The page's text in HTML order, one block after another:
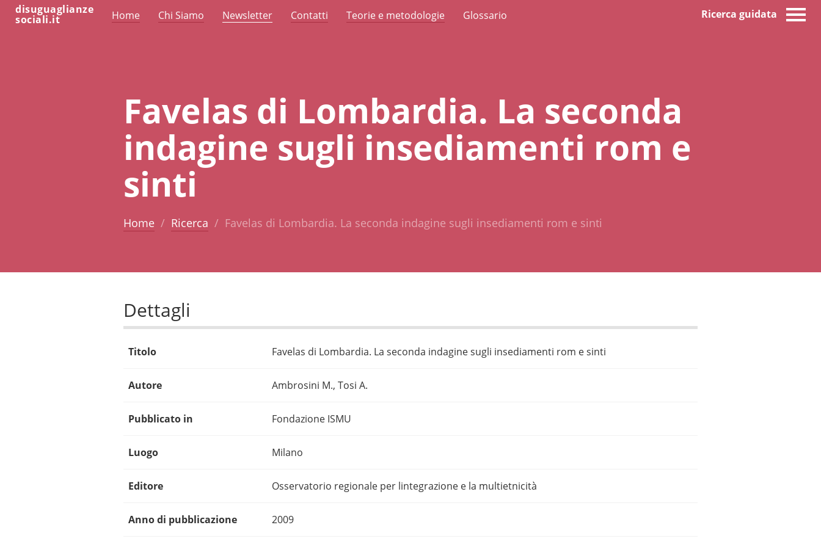
disuguaglianze
sociali.it Home Chi Siamo Newsletter Contatti Teorie e metodologie Glossario Ricerca guidata
Favelas di Lombardia. La seconda
indagine sugli insediamenti rom e
sinti
Home Ricerca Favelas di Lombardia. La seconda indagine sugli insediamenti rom e sinti
Dettagli
Titolo Favelas di Lombardia. La seconda indagine sugli insediamenti rom e sinti
Autore Ambrosini M., Tosi A.
Pubblicato in Fondazione ISMU
Luogo Milano
Editore Osservatorio regionale per lintegrazione e la multietnicità
Anno di pubblicazione 2009